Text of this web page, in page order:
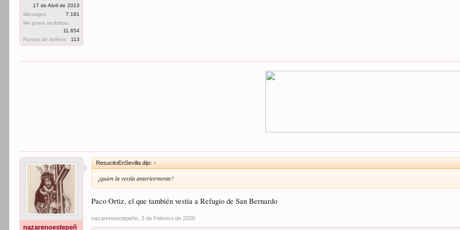
17 de Abril de 2013
Mensajes:
7.191
Me gusta recibidos:
11.654
Puntos de trofeos:
113
nazarenoestepeñ
ResucitoEnSevilla dijo: ↑
¿quien la vestía anteriormente?
Paco Ortiz, el que también vestía a Refugio de San Bernardo
nazarenoestepeño 3 de Febrero de 2020